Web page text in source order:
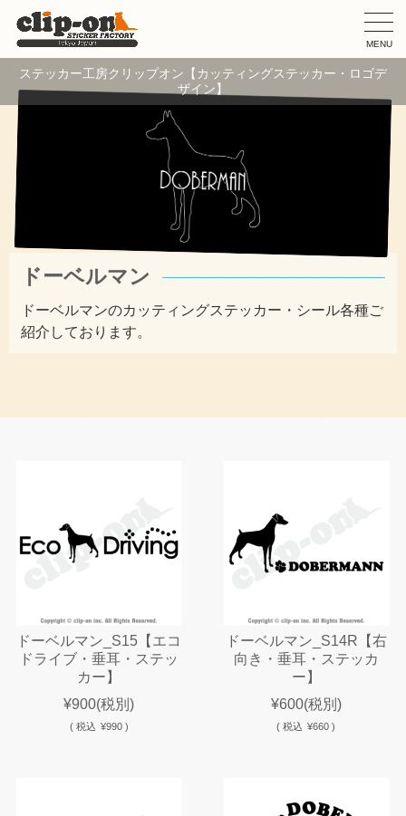
MENU
ステッカー工房クリップオン【カッティングステッカー・ロゴデ
ザイン】
ドーベルマン
ドーベルマンのカッティングステッカー・シール各種ご
紹介しております。
ドーベルマン_S15【エコ
ドライブ・垂耳・ステッ
カー】
¥900(税別)
( 税込 ¥990 )
ドーベルマン_S14R【右
向き・垂耳・ステッカ
ー】
¥600(税別)
(税込 ¥660 )